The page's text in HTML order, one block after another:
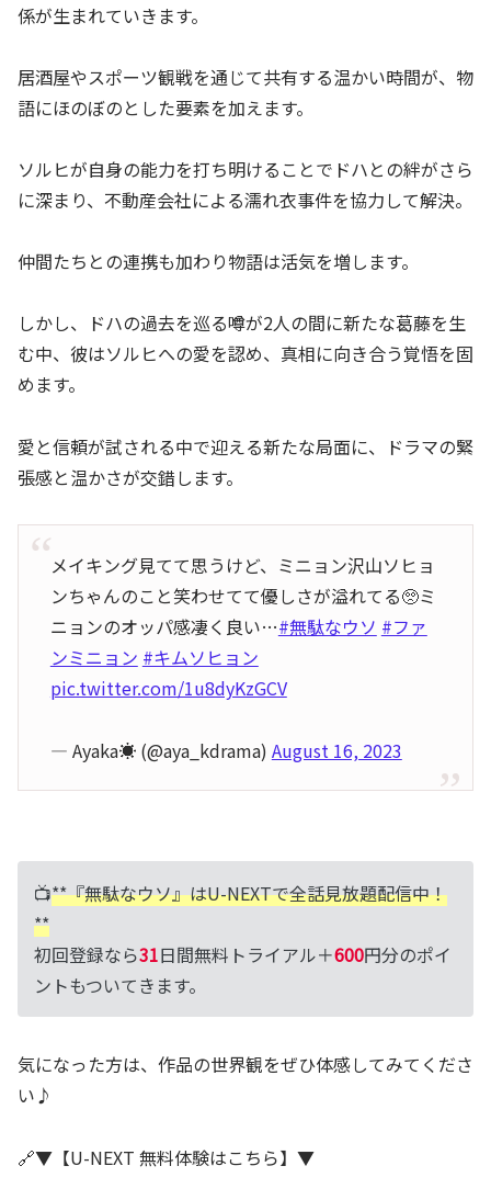
係が生まれていきます。
居酒屋やスポーツ観戦を通じて共有する温かい時間が、物
語にほのぼのとした要素を加えます。
ソルヒが自身の能力を打ち明けることでドハとの絆がさら
に深まり、不動産会社による濡れ衣事件を協力して解決。
仲間たちとの連携も加わり物語は活気を増します。
しかし、ドハの過去を巡る噂が2人の間に新たな葛藤を生
む中、彼はソルヒへの愛を認め、真相に向き合う覚悟を固
めます。
愛と信頼が試される中で迎える新たな局面に、ドラマの緊
張感と温かさが交錯します。
メイキング見てて思うけど、ミニョン沢山ソヒョ
ンちゃんのこと笑わせてて優しさが溢れてる🥺ミ
ニョンのオッパ感凄く良い…#無駄なウソ #ファ
ンミニョン #キムソヒョン
pic.twitter.com/1u8dyKzGCV
— Ayaka☀︎ (@aya_kdrama) August 16, 2023
📺**『無駄なウソ』はU-NEXTで全話見放題配信中！
**
初回登録なら31日間無料トライアル＋600円分のポイ
ントもついてきます。
気になった方は、作品の世界観をぜひ体感してみてくださ
い♪
🔗▼【U-NEXT 無料体験はこちら】▼